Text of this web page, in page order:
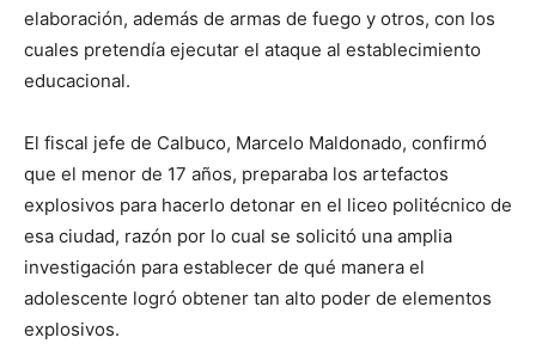
elaboración, además de armas de fuego y otros, con los
cuales pretendía ejecutar el ataque al establecimiento
educacional.
El fiscal jefe de Calbuco, Marcelo Maldonado, confirmó
que el menor de 17 años, preparaba los artefactos
explosivos para hacerlo detonar en el liceo politécnico de
esa ciudad, razón por lo cual se solicitó una amplia
investigación para establecer de qué manera el
adolescente logró obtener tan alto poder de elementos
explosivos.